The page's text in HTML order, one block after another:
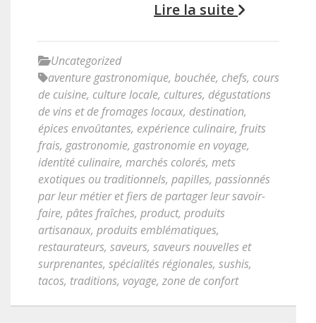
Lire la suite
Uncategorized
aventure gastronomique, bouchée, chefs, cours
de cuisine, culture locale, cultures, dégustations
de vins et de fromages locaux, destination,
épices envoûtantes, expérience culinaire, fruits
frais, gastronomie, gastronomie en voyage,
identité culinaire, marchés colorés, mets
exotiques ou traditionnels, papilles, passionnés
par leur métier et fiers de partager leur savoir-
faire, pâtes fraîches, product, produits
artisanaux, produits emblématiques,
restaurateurs, saveurs, saveurs nouvelles et
surprenantes, spécialités régionales, sushis,
tacos, traditions, voyage, zone de confort